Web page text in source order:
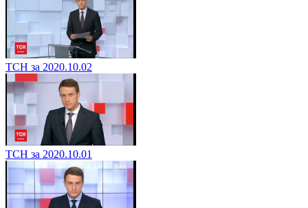
ТСН за 2020.10.02
ТСН за 2020.10.01